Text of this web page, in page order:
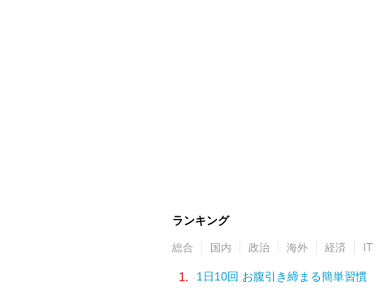
ランキング
総合 国内 政治 海外 経済 IT
1. 1日10回 お腹引き締まる簡単習慣